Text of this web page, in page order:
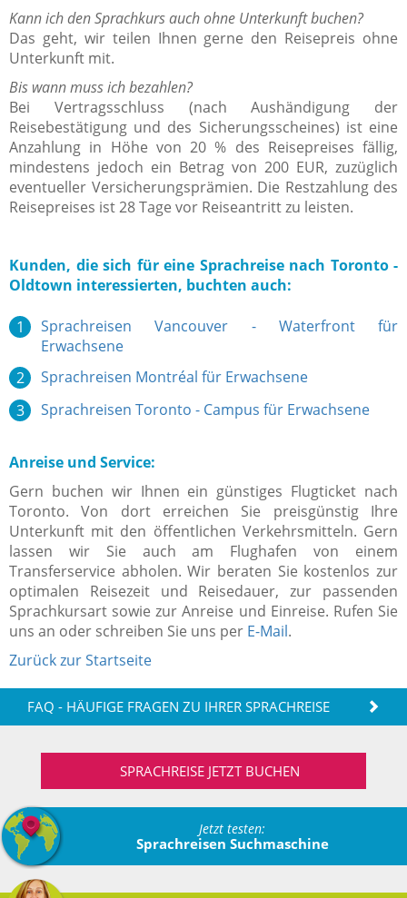
Kann ich den Sprachkurs auch ohne Unterkunft buchen?
Das geht, wir teilen Ihnen gerne den Reisepreis ohne
Unterkunft mit.
Bis wann muss ich bezahlen?
Bei Vertragsschluss (nach Aushändigung der
Reisebestätigung und des Sicherungsscheines) ist eine
Anzahlung in Höhe von 20 % des Reisepreises fällig,
mindestens jedoch ein Betrag von 200 EUR, zuzüglich
eventueller Versicherungsprämien. Die Restzahlung des
Reisepreises ist 28 Tage vor Reiseantritt zu leisten.
Kunden, die sich für eine Sprachreise nach Toronto -
Oldtown interessierten, buchten auch:
Sprachreisen Vancouver - Waterfront für
Erwachsene
Sprachreisen Montréal für Erwachsene
Sprachreisen Toronto - Campus für Erwachsene
Anreise und Service:
Gern buchen wir Ihnen ein günstiges Flugticket nach
Toronto. Von dort erreichen Sie preisgünstig Ihre
Unterkunft mit den öffentlichen Verkehrsmitteln. Gern
lassen wir Sie auch am Flughafen von einem
Transferservice abholen. Wir beraten Sie kostenlos zur
optimalen Reisezeit und Reisedauer, zur passenden
Sprachkursart sowie zur Anreise und Einreise. Rufen Sie
uns an oder schreiben Sie uns per E-Mail.
Zurück zur Startseite
FAQ - HÄUFIGE FRAGEN ZU IHRER SPRACHREISE
SPRACHREISE JETZT BUCHEN
Jetzt testen:
Sprachreisen Suchmaschine